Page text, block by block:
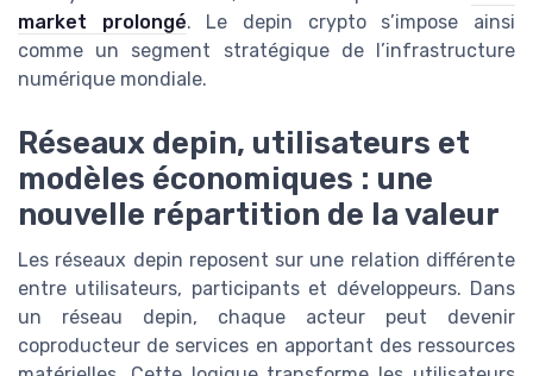
market prolongé. Le depin crypto s’impose ainsi
comme un segment stratégique de l’infrastructure
numérique mondiale.
Réseaux depin, utilisateurs et
modèles économiques : une
nouvelle répartition de la valeur
Les réseaux depin reposent sur une relation différente
entre utilisateurs, participants et développeurs. Dans
un réseau depin, chaque acteur peut devenir
coproducteur de services en apportant des ressources